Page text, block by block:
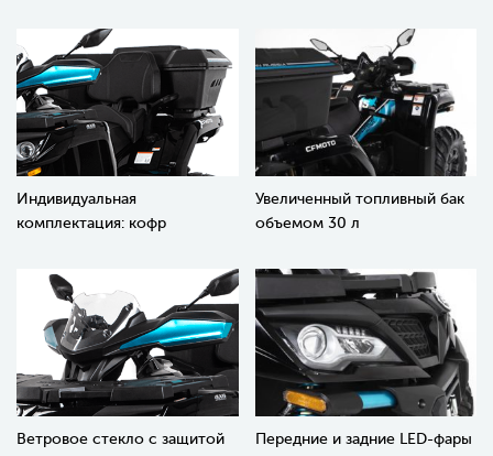
Индивидуальная
комплектация: кофр
Увеличенный топливный бак
объемом 30 л
Ветровое стекло с защитой
Передние и задние LED-фары